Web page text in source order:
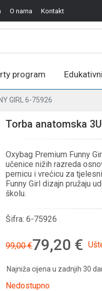
O nama Kontakt
program
GIRL 6-75926
Torba anatomska
Oxybag Premium Funny
učenice nižih razreda
pernicu i vrećicu za
Funny Girl dizajn pružaju
školu.
Šifra: 6-75926
99,00 €79,20 €
Najniža cijena u zadnjih 30
Nedostupno